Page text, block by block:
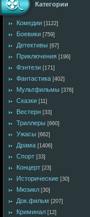
Категории
Комедии [1122]
Боевики [759]
Детективы [67]
Приключения [196]
Фэнтези [171]
Фантастика [402]
Мультфильмы [376]
Сказки [11]
Вестерн [33]
Триллеры [660]
Ужасы [662]
Драма [1406]
Спорт [33]
Концерт [23]
Исторические [30]
Мюзикл [30]
Док.фильм [207]
Криминал [12]